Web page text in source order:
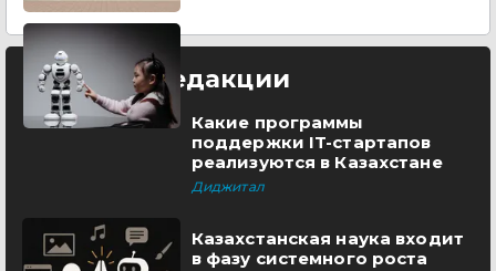
Выбор редакции
Какие программы
поддержки IT-стартапов
реализуются в Казахстане
Диджитал
Казахстанская наука входит
в фазу системного роста